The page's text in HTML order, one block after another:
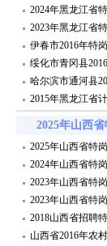
2024年黑龙江省
2023年黑龙江省
伊春市2016年特
绥化市青冈县
哈尔滨市通河县
2015年黑龙江省
2025年山西
2025年山西省特
2024年山西省特
2023年山西省特
2023年山西省特
2018山西省招聘
山西省2016年农